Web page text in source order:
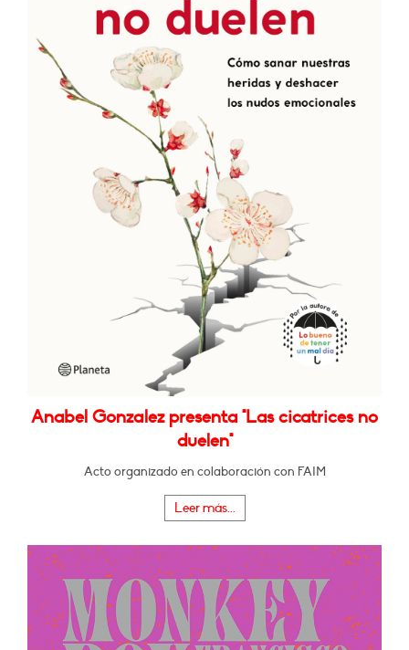
Anabel Gonzalez presenta "Las cicatrices no
duelen"
Acto organizado en colaboración con FAIM
Leer más...